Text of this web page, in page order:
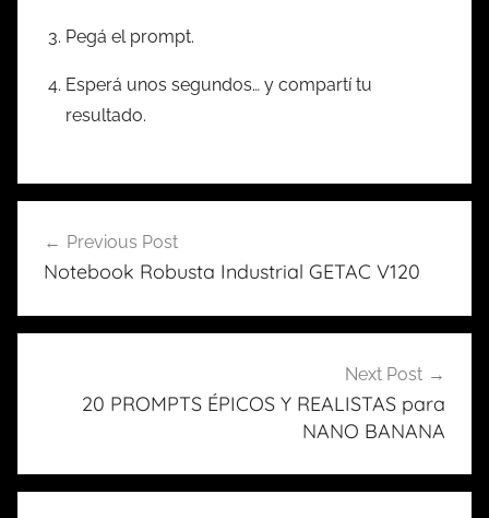
Pegá el prompt.
Esperá unos segundos… y compartí tu
resultado.
Navegación
de
entradas
Previous Post
Notebook Robusta Industrial GETAC V120
Next Post
20 PROMPTS ÉPICOS Y REALISTAS para
NANO BANANA